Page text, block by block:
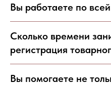
Вы работаете по
Сколько времени
регистрация
Вы помогаете не